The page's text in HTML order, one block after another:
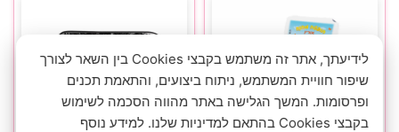
לידיעתך, אתר זה משתמש בקבצי Cookies בין השאר לצורך
שיפור חוויית המשתמש, ניתוח ביצועים, והתאמת תכנים
ופרסומות. המשך הגלישה באתר מהווה הסכמה לשימוש
בקבצי Cookies בהתאם למדיניות שלנו. למידע נוסף